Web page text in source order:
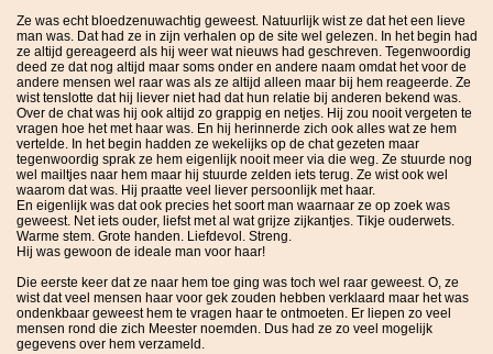
Ze was echt bloedzenuwachtig geweest. Natuurlijk wist ze dat het een lieve
man was. Dat had ze in zijn verhalen op de site wel gelezen. In het begin had
ze altijd gereageerd als hij weer wat nieuws had geschreven. Tegenwoordig
deed ze dat nog altijd maar soms onder en andere naam omdat het voor de
andere mensen wel raar was als ze altijd alleen maar bij hem reageerde. Ze
wist tenslotte dat hij liever niet had dat hun relatie bij anderen bekend was.
Over de chat was hij ook altijd zo grappig en netjes. Hij zou nooit vergeten te
vragen hoe het met haar was. En hij herinnerde zich ook alles wat ze hem
vertelde. In het begin hadden ze wekelijks op de chat gezeten maar
tegenwoordig sprak ze hem eigenlijk nooit meer via die weg. Ze stuurde nog
wel mailtjes naar hem maar hij stuurde zelden iets terug. Ze wist ook wel
waarom dat was. Hij praatte veel liever persoonlijk met haar.
En eigenlijk was dat ook precies het soort man waarnaar ze op zoek was
geweest. Net iets ouder, liefst met al wat grijze zijkantjes. Tikje ouderwets.
Warme stem. Grote handen. Liefdevol. Streng.
Hij was gewoon de ideale man voor haar!
Die eerste keer dat ze naar hem toe ging was toch wel raar geweest. O, ze
wist dat veel mensen haar voor gek zouden hebben verklaard maar het was
ondenkbaar geweest hem te vragen haar te ontmoeten. Er liepen zo veel
mensen rond die zich Meester noemden. Dus had ze zo veel mogelijk
gegevens over hem verzameld.